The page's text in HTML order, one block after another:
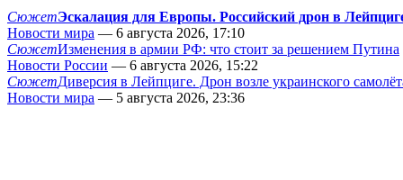
СюжетЭскалация для Европы. Российский дрон в
Новости мира — 6 августа 2026, 17:10
СюжетИзменения в армии РФ: что стоит за решением Путина
Новости России — 6 августа 2026, 15:22
СюжетДиверсия в Лейпциге. Дрон возле украинского
Новости мира — 5 августа 2026, 23:36